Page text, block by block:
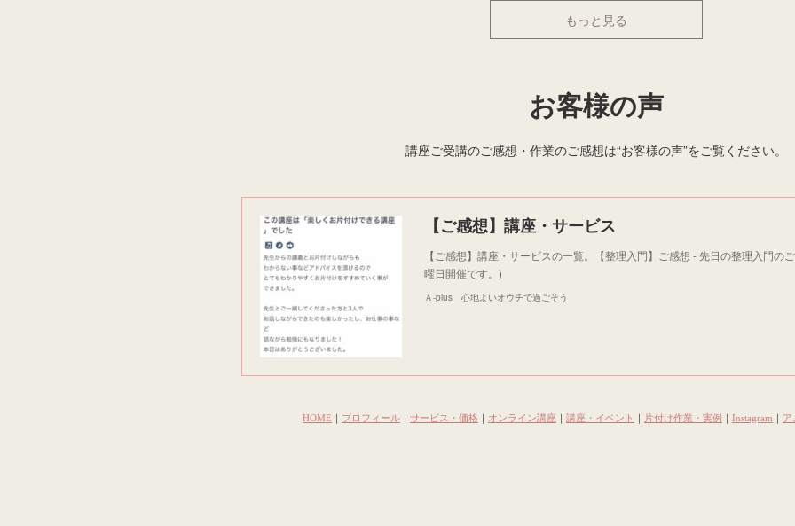
もっと見る
お客様の声
講座ご受講のご感想・作業のご感想は“お客様の声”をご覧ください。
【ご感想】講座・サービス
【ご感想】講座・サービスの一覧。【整理入門】ご感想 - 先日の整理入門の
曜日開催です。)
Ａ-plus 心地よいオウチで過ごそう